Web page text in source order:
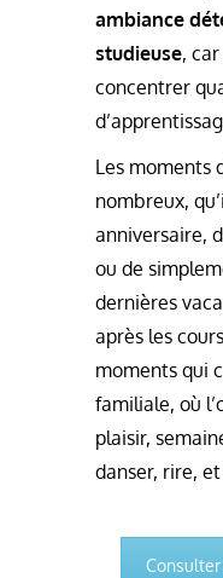
ambiance
studieuse,
concentrer
Les moments
nombreux,
anniversaire,
ou de
dernières
après les
moments qui
familiale, où
plaisir,
danser, rire,